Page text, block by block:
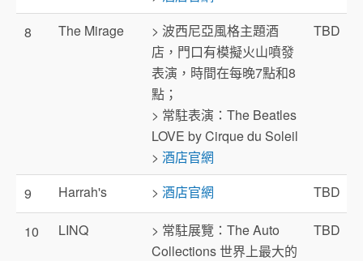
8 The Mirage
> 波西尼亞風格主題酒
店，門口有模擬火山噴發
表演，時間在每晚7點和8
點；
> 常駐表演：The Beatles
LOVE by Cirque du Soleil
> 酒店官網
TBD
9 Harrah's > 酒店官網 TBD
10 LINQ
> 常駐展覽：The Auto
Collections 世界上最大的
TBD